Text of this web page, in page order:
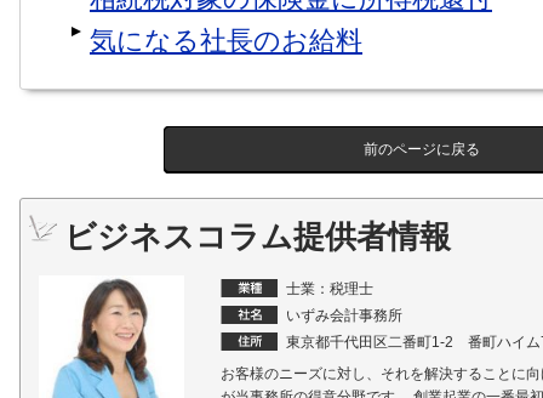
気になる社長のお給料
前のページに戻る
ビジネスコラム提供者情報
士業：税理士
いずみ会計事務所
東京都千代田区二番町1-2 番町ハイ
お客様のニーズに対し、それを解決することに